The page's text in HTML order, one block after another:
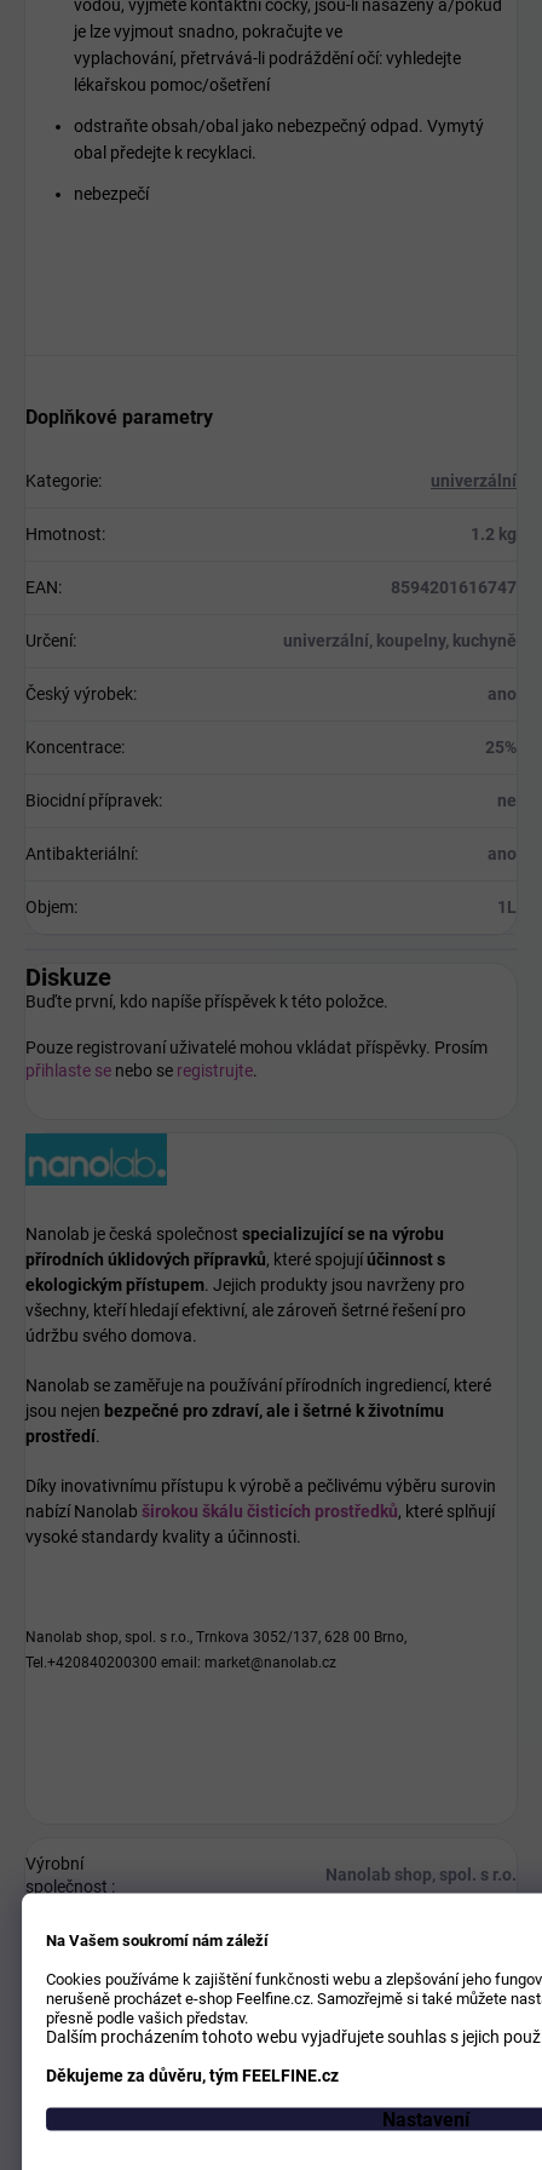
Na Vašem soukromí nám záleží
Cookies používáme k zajištění funkčnosti webu a zlepšování jeho
nerušeně procházet e-shop Feelfine.cz. Samozřejmě si také můžete
přesně podle vašich představ.
Dalším procházením tohoto webu vyjadřujete souhlas s jejich
Děkujeme za důvěru, tým FEELFINE.cz
Nastavení
vodou, vyjměte kontaktní čočky, jsou-li nasazeny a/pokud
je lze vyjmout snadno, pokračujte ve
vyplachování, přetrvává-li podráždění očí: vyhledejte
lékařskou pomoc/ošetření
odstraňte obsah/obal jako nebezpečný odpad. Vymytý
obal předejte k recyklaci.
nebezpečí
Doplňkové parametry
Kategorie: univerzální
Hmotnost: 1.2 kg
EAN: 8594201616747
Určení: univerzální, koupelny, kuchyně
Český výrobek: ano
Koncentrace: 25%
Biocidní přípravek: ne
Antibakteriální: ano
Objem: 1L
Diskuze
Buďte první, kdo napíše příspěvek k této položce.
Pouze registrovaní uživatelé mohou vkládat příspěvky. Prosím
přihlaste se nebo se registrujte.
Nanolab je česká společnost specializující se na výrobu
přírodních úklidových přípravků, které spojujíúčinnost s
ekologickým přístupem. Jejich produkty jsou navrženy pro
všechny, kteří hledají efektivní, ale zároveň šetrné řešení pro
údržbu svého domova.
Nanolab se zaměřuje na používání přírodních ingrediencí, které
jsou nejen bezpečné pro zdraví, ale i šetrné k životnímu
prostředí.
Díky inovativnímu přístupu k výrobě a pečlivému výběru surovin
nabízí Nanolab širokou škálu čisticích prostředků, které splňují
vysoké standardy kvality a účinnosti.
Nanolab shop, spol. s r.o., Trnkova 3052/137, 628 00 Brno,
Tel.+420840200300 email: market@nanolab.cz
Výrobní
společnost :
Nanolab shop, spol. s r.o.
Adresa:
E-mail: